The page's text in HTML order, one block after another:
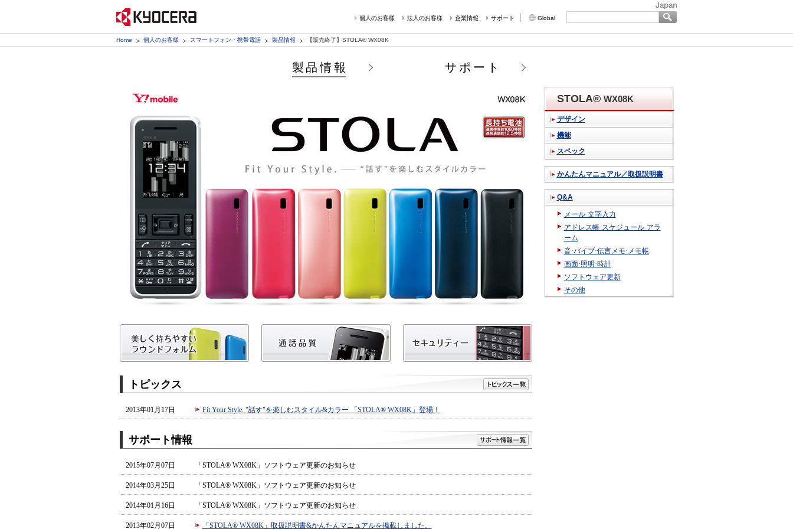
個人のお客様 法人のお客様 企業情報 サポート Global
Home 個人のお客様 スマートフォン・携帯電話 製品情報 【販売終了】STOLA® WX08K
製品情報 サポート
トピックス
2013年01月17日 Fit Your Style. "話す"を楽しむスタイル&カラー 「STOLA® WX08K」登場！
サポート情報
2015年07月07日 「STOLA® WX08K」ソフトウェア更新のお知らせ
2014年03月25日 「STOLA® WX08K」ソフトウェア更新のお知らせ
2014年01月16日 「STOLA® WX08K」ソフトウェア更新のお知らせ
2013年02月07日 「STOLA® WX08K」取扱説明書&かんたんマニュアルを掲載しました。
STOLA® WX08K
デザイン
機能
スペック
かんたんマニュアル／取扱説明書
Q&A
メール·文字入力
アドレス帳·スケジュール·アラ
ーム
音·バイブ·伝言メモ·メモ帳
画面·照明·時計
ソフトウェア更新
その他